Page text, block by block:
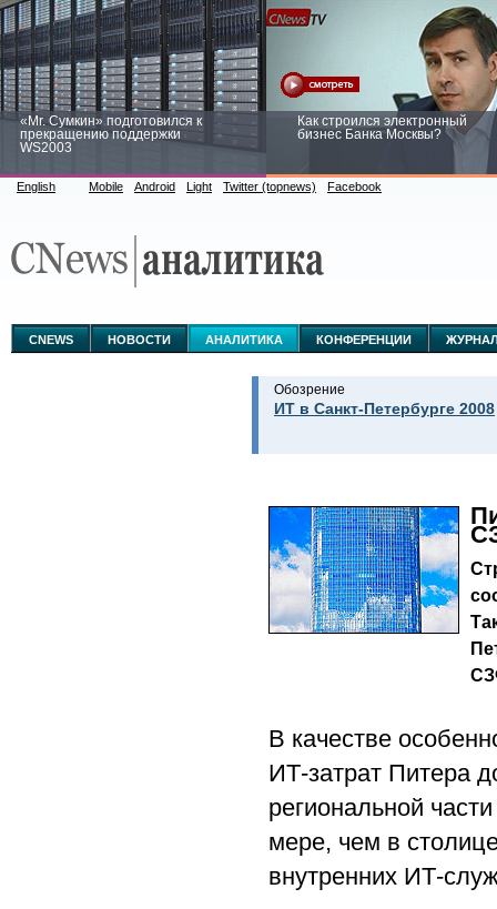
«Mr. Сумкин» подготовился к
прекращению поддержки
WS2003
Как строился электронный
бизнес Банка Москвы?
аналитике
English Mobile Android Light Twitter (topnews) Facebook
CNEWS НОВОСТИ АНАЛИТИКА КОНФЕРЕНЦИИ
Обозрение
ИТ в Санкт-Петербурге 2008
В качестве
ИТ-затрат Питера
региональной
мере, чем в
внутренних ИТ-